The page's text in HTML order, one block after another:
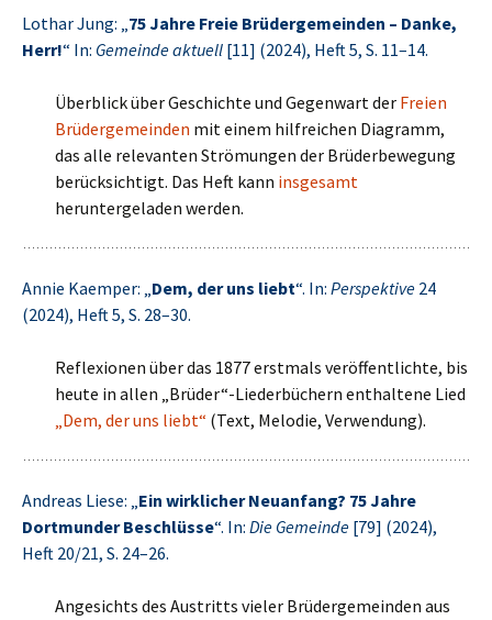
Lothar Jung: „75 Jahre Freie Brüdergemeinden – Danke,
Herr!“ In: Gemeinde aktuell [11] (2024), Heft 5, S. 11–14.
Überblick über Geschichte und Gegenwart der Freien
Brüdergemeinden mit einem hilfreichen Diagramm,
das alle relevanten Strömungen der Brüderbewegung
berücksichtigt. Das Heft kann insgesamt
heruntergeladen werden.
Annie Kaemper: „Dem, der uns liebt“. In: Perspektive 24
(2024), Heft 5, S. 28–30.
Reflexionen über das 1877 erstmals veröffentlichte, bis
heute in allen „Brüder“-Liederbüchern enthaltene Lied
„Dem, der uns liebt“ (Text, Melodie, Verwendung).
Andreas Liese: „Ein wirklicher Neuanfang? 75 Jahre
Dortmunder Beschlüsse“. In: Die Gemeinde [79] (2024),
Heft 20/21, S. 24–26.
Angesichts des Austritts vieler Brüdergemeinden aus